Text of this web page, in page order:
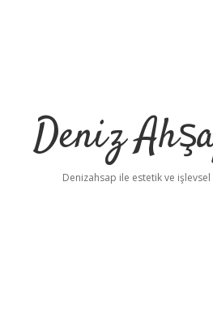
Deniz
Denizahsap ile estetik ve